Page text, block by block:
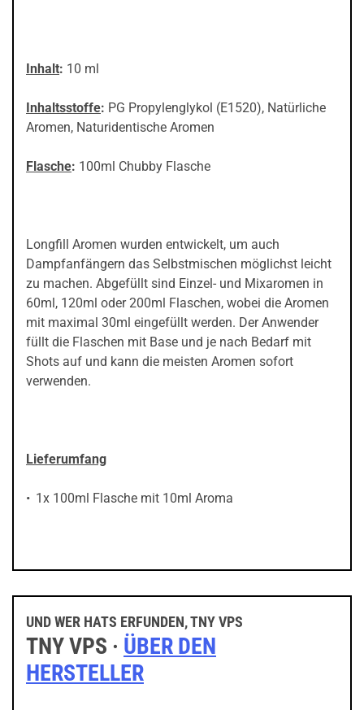
Inhalt: 10 ml
Inhaltsstoffe: PG Propylenglykol (E1520), Natürliche
Aromen, Naturidentische Aromen
Flasche: 100ml Chubby Flasche
Longfill Aromen wurden entwickelt, um auch
Dampfanfängern das Selbstmischen möglichst leicht
zu machen. Abgefüllt sind Einzel- und Mixaromen in
60ml, 120ml oder 200ml Flaschen, wobei die Aromen
mit maximal 30ml eingefüllt werden. Der Anwender
füllt die Flaschen mit Base und je nach Bedarf mit
Shots auf und kann die meisten Aromen sofort
verwenden.
Lieferumfang
1x 100ml Flasche mit 10ml Aroma
UND WER HATS ERFUNDEN, TNY VPS
TNY VPS · ÜBER DEN
HERSTELLER